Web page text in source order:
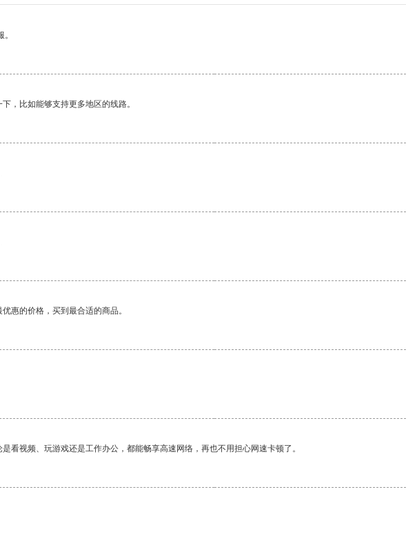
，比如能够支持更多地区的线路。
惠的价格，买到最合适的商品。
看视频、玩游戏还是工作办公，都能畅享高速网络，再也不用担心网速卡顿了。